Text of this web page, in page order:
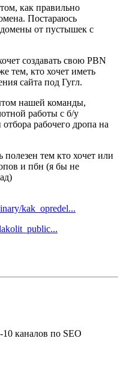
как правильно
Постараюсь
от пустышек с
создавать свою PBN
тем, кто хочет иметь
сайта под Гугл.
нашей команды,
работы с б/у
рабочего дропа на
полезен тем кто хочет или
и пбн (я бы не
kak_opredel...